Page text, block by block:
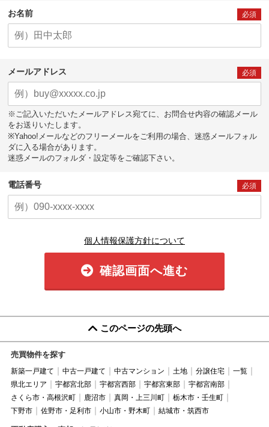
お名前 必須
メールアドレス 必須
※ご記入いただいたメールアドレス宛てに、お問合せ内容の確認メール
をお送りいたします。
※Yahoo!メールなどのフリーメールをご利用の場合、迷惑メールフォル
ダに入る場合があります。
迷惑メールのフォルダ・設定等をご確認下さい。
電話番号 必須
個人情報保護方針について
確認画面へ進む
このページの先頭へ
売買物件を探す
新築一戸建て 中古一戸建て 中古マンション 土地 分譲住宅
一覧
県北エリア
宇都宮北部 宇都宮西部 宇都宮東部
宇都宮南部
さくら市・高根沢町
鹿沼市 真岡・上三川町
栃木市・壬生町
下野市
佐野市・足利市 小山市・野木町 結城市・筑西市